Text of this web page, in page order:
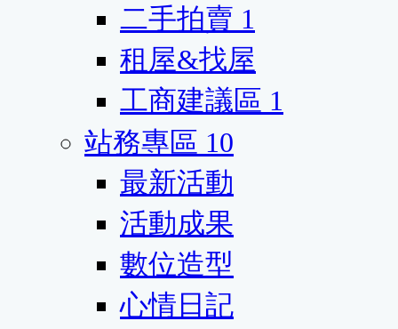
二手拍賣 1
租屋&找屋
工商建議區 1
站務專區 10
最新活動
活動成果
數位造型
心情日記